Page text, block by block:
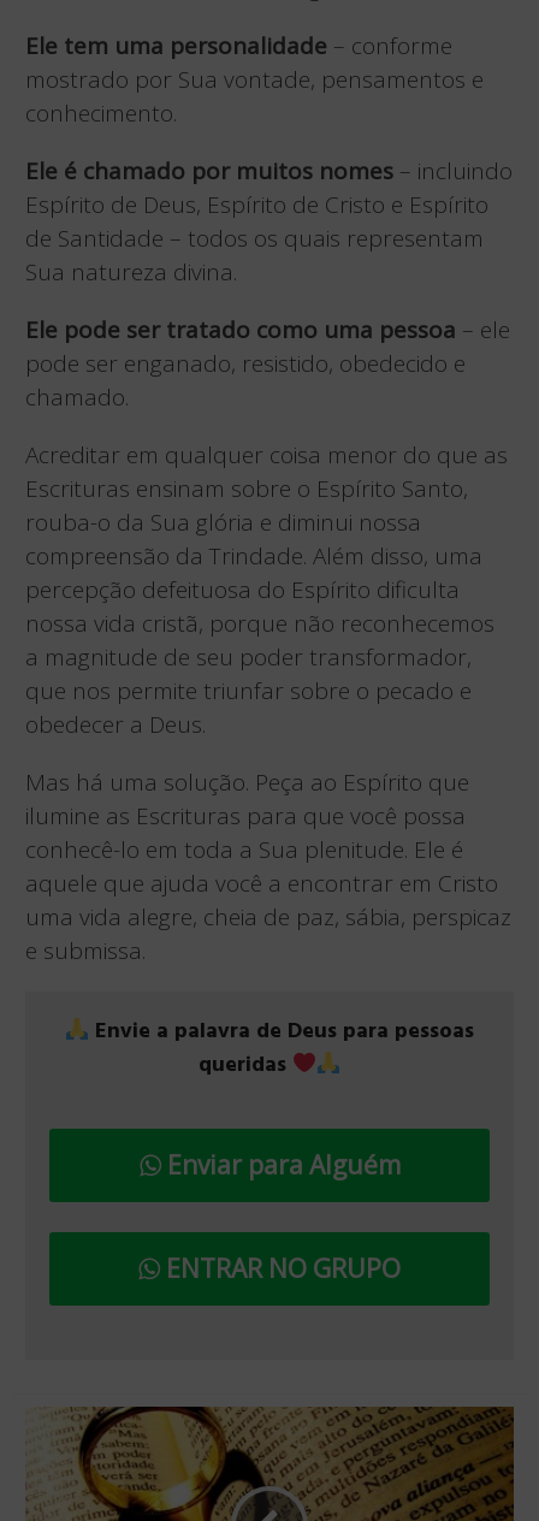
Ele tem uma personalidade – conforme
mostrado por Sua vontade, pensamentos e
conhecimento.
Ele é chamado por muitos nomes – incluindo
Espírito de Deus, Espírito de Cristo e Espírito
de Santidade – todos os quais representam
Sua natureza divina.
Ele pode ser tratado como uma pessoa – ele
pode ser enganado, resistido, obedecido e
chamado.
Acreditar em qualquer coisa menor do que as
Escrituras ensinam sobre o Espírito Santo,
rouba-o da Sua glória e diminui nossa
compreensão da Trindade. Além disso, uma
percepção defeituosa do Espírito dificulta
nossa vida cristã, porque não reconhecemos
a magnitude de seu poder transformador,
que nos permite triunfar sobre o pecado e
obedecer a Deus.
Mas há uma solução. Peça ao Espírito que
ilumine as Escrituras para que você possa
conhecê-lo em toda a Sua plenitude. Ele é
aquele que ajuda você a encontrar em Cristo
uma vida alegre, cheia de paz, sábia, perspicaz
e submissa.
Envie a palavra de Deus para pessoas
queridas
Enviar para Alguém
ENTRAR NO GRUPO